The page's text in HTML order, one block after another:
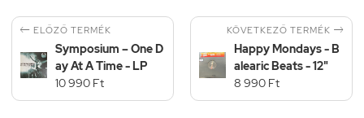
 ELŐZŐ TERMÉK
Symposium – One D
ay At A Time - LP
10 990 Ft
KÖVETKEZŐ TERMÉK 
Happy Mondays - B
alearic Beats - 12"
8 990 Ft